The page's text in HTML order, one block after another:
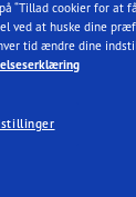
af en
F1 Asymmetric 6
“Tillad cookier for at
ved at huske dine
tid ændre dine